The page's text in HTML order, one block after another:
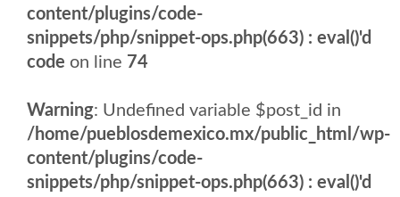
content/plugins/code-
snippets/php/snippet-ops.php(663) : eval()'d
code on line 74
Warning: Undefined variable $post_id in
/home/pueblosdemexico.mx/public_html/wp-
content/plugins/code-
snippets/php/snippet-ops.php(663) : eval()'d